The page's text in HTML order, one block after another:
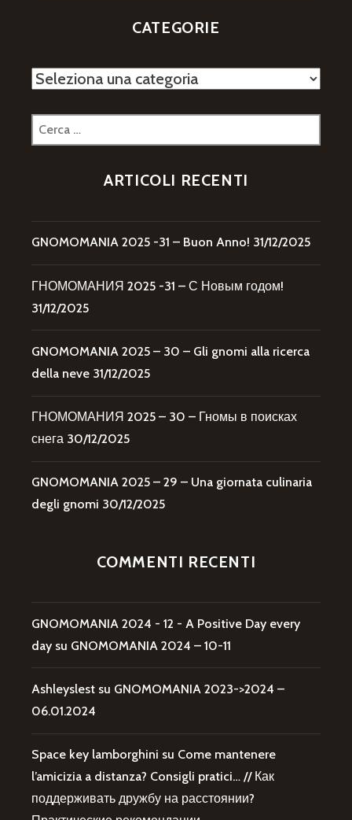
CATEGORIE
Categorie
Ricerca
per:
ARTICOLI RECENTI
GNOMOMANIA 2025 -31 – Buon Anno! 31/12/2025
ГНОМОМАНИЯ 2025 -31 – С Новым годом!
31/12/2025
GNOMOMANIA 2025 – 30 – Gli gnomi alla ricerca
della neve 31/12/2025
ГНОМОМАНИЯ 2025 – 30 – Гномы в поисках
снега 30/12/2025
GNOMOMANIA 2025 – 29 – Una giornata culinaria
degli gnomi 30/12/2025
COMMENTI RECENTI
GNOMOMANIA 2024 - 12 - A Positive Day every
day su GNOMOMANIA 2024 – 10-11
Ashleyslest su GNOMOMANIA 2023->2024 –
06.01.2024
Space key lamborghini su Come mantenere
l’amicizia a distanza? Consigli pratici… // Как
поддерживать дружбу на расстоянии?